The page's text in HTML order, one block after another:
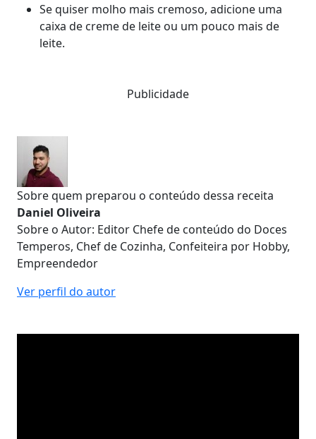
Se quiser molho mais cremoso, adicione uma
caixa de creme de leite ou um pouco mais de
leite.
Publicidade
Sobre quem preparou o conteúdo dessa receita
Daniel Oliveira
Sobre o Autor: Editor Chefe de conteúdo do Doces
Temperos, Chef de Cozinha, Confeiteira por Hobby,
Empreendedor
Ver perfil do autor